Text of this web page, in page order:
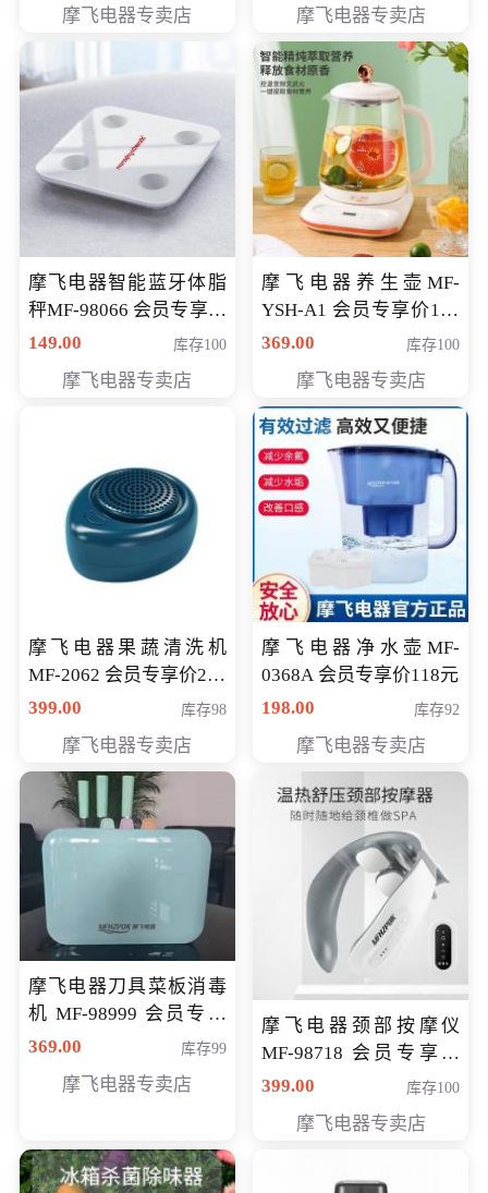
摩飞电器专卖店 摩飞电器专卖店
摩飞电器智能蓝牙体脂
秤MF-98066 会员专享价
98元
149.00 库存100
摩飞电器专卖店
摩飞电器养生壶MF-
YSH-A1 会员专享价198
元
369.00 库存100
摩飞电器专卖店
摩飞电器果蔬清洗机
MF-2062 会员专享价268
元
399.00 库存98
摩飞电器专卖店
摩飞电器净水壶MF-
0368A 会员专享价118元
198.00
库存92
摩飞电器专卖店
摩飞电器刀具菜板消毒
机 MF-98999 会员专享
价286元
369.00 库存99
摩飞电器专卖店
摩飞电器颈部按摩仪
MF-98718 会员专享价
299元
399.00 库存100
摩飞电器专卖店